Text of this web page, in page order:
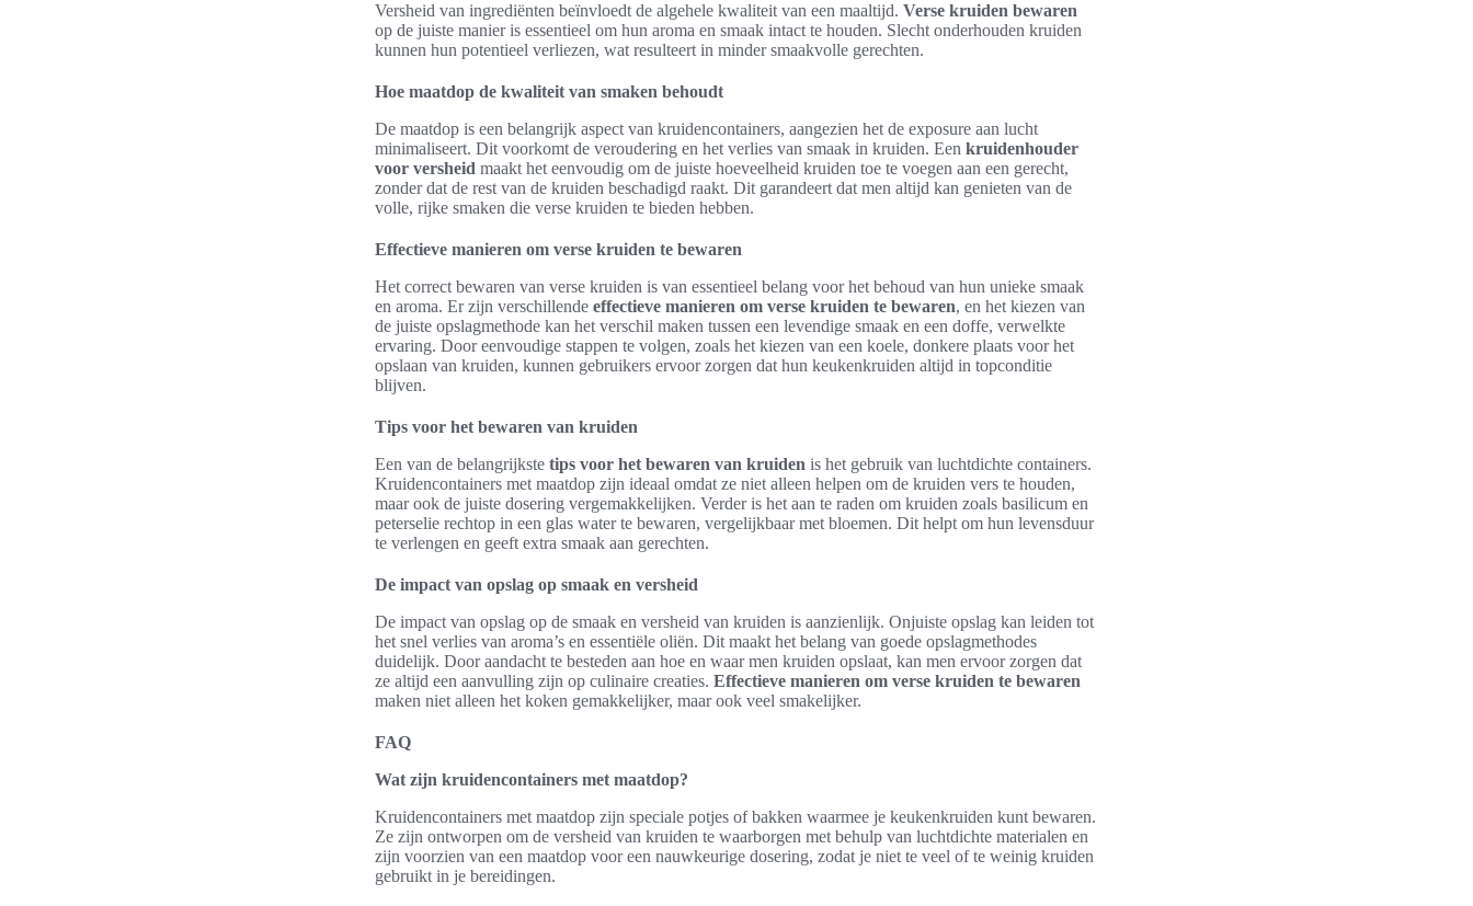
Versheid van ingrediënten beïnvloedt de algehele kwaliteit van een maaltijd. Verse kruiden bewaren
op de juiste manier is essentieel om hun aroma en smaak intact te houden. Slecht onderhouden kruiden
kunnen hun potentieel verliezen, wat resulteert in minder smaakvolle gerechten.
Hoe maatdop de kwaliteit van smaken behoudt
De maatdop is een belangrijk aspect van kruidencontainers, aangezien het de exposure aan lucht
minimaliseert. Dit voorkomt de veroudering en het verlies van smaak in kruiden. Een kruidenhouder
voor versheid maakt het eenvoudig om de juiste hoeveelheid kruiden toe te voegen aan een gerecht,
zonder dat de rest van de kruiden beschadigd raakt. Dit garandeert dat men altijd kan genieten van de
volle, rijke smaken die verse kruiden te bieden hebben.
Effectieve manieren om verse kruiden te bewaren
Het correct bewaren van verse kruiden is van essentieel belang voor het behoud van hun unieke smaak
en aroma. Er zijn verschillende effectieve manieren om verse kruiden te bewaren, en het kiezen van
de juiste opslagmethode kan het verschil maken tussen een levendige smaak en een doffe, verwelkte
ervaring. Door eenvoudige stappen te volgen, zoals het kiezen van een koele, donkere plaats voor het
opslaan van kruiden, kunnen gebruikers ervoor zorgen dat hun keukenkruiden altijd in topconditie
blijven.
Tips voor het bewaren van kruiden
Een van de belangrijkste tips voor het bewaren van kruiden is het gebruik van luchtdichte containers.
Kruidencontainers met maatdop zijn ideaal omdat ze niet alleen helpen om de kruiden vers te houden,
maar ook de juiste dosering vergemakkelijken. Verder is het aan te raden om kruiden zoals basilicum en
peterselie rechtop in een glas water te bewaren, vergelijkbaar met bloemen. Dit helpt om hun levensduur
te verlengen en geeft extra smaak aan gerechten.
De impact van opslag op smaak en versheid
De impact van opslag op de smaak en versheid van kruiden is aanzienlijk. Onjuiste opslag kan leiden tot
het snel verlies van aroma’s en essentiële oliën. Dit maakt het belang van goede opslagmethodes
duidelijk. Door aandacht te besteden aan hoe en waar men kruiden opslaat, kan men ervoor zorgen dat
ze altijd een aanvulling zijn op culinaire creaties. Effectieve manieren om verse kruiden te bewaren
maken niet alleen het koken gemakkelijker, maar ook veel smakelijker.
FAQ
Wat zijn kruidencontainers met maatdop?
Kruidencontainers met maatdop zijn speciale potjes of bakken waarmee je keukenkruiden kunt bewaren.
Ze zijn ontworpen om de versheid van kruiden te waarborgen met behulp van luchtdichte materialen en
zijn voorzien van een maatdop voor een nauwkeurige dosering, zodat je niet te veel of te weinig kruiden
gebruikt in je bereidingen.